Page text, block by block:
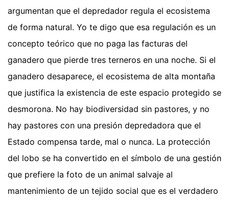
argumentan que el depredador regula el ecosistema
de forma natural. Yo te digo que esa regulación es un
concepto teórico que no paga las facturas del
ganadero que pierde tres terneros en una noche. Si el
ganadero desaparece, el ecosistema de alta montaña
que justifica la existencia de este espacio protegido se
desmorona. No hay biodiversidad sin pastores, y no
hay pastores con una presión depredadora que el
Estado compensa tarde, mal o nunca. La protección
del lobo se ha convertido en el símbolo de una gestión
que prefiere la foto de un animal salvaje al
mantenimiento de un tejido social que es el verdadero